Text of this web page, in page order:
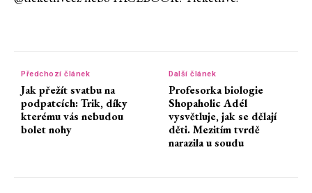
Předchozí článek
Jak přežít svatbu na
podpatcích: Trik, díky
kterému vás nebudou
bolet nohy
Další článek
Profesorka biologie
Shopaholic Adél
vysvětluje, jak se dělají
děti. Mezitím tvrdě
narazila u soudu